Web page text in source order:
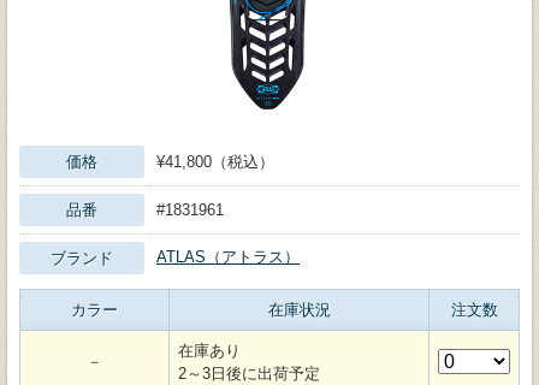
価格 ¥41,800（税込）
品番 #1831961
ブランド ATLAS（アトラス）
カラー 在庫状況 注文数
－
在庫あり
2～3日後に出荷予定